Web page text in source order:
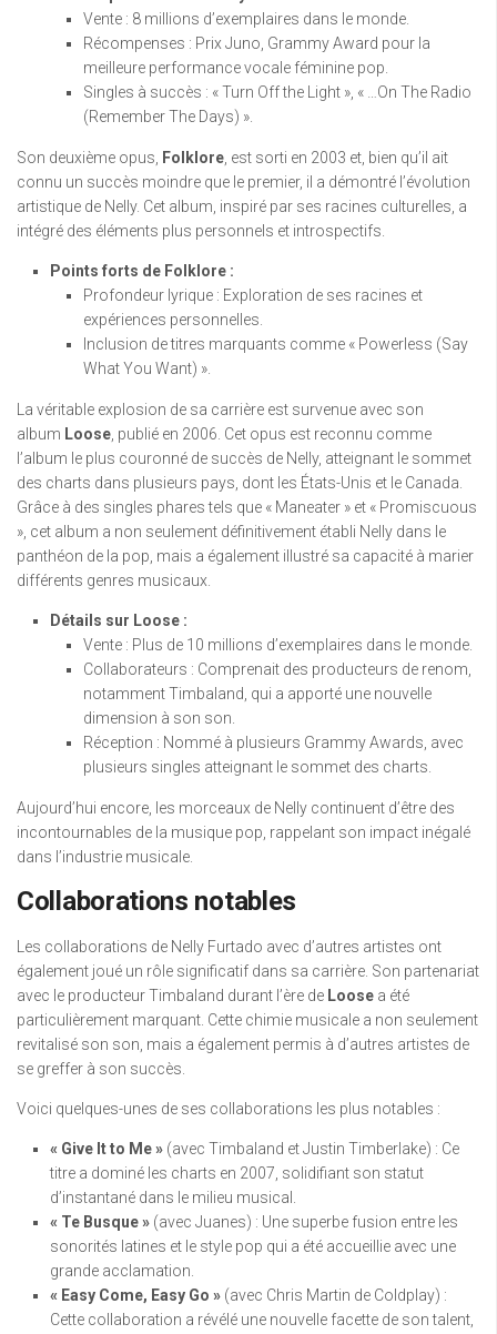
Vente : 8 millions d’exemplaires dans le monde.
Récompenses : Prix Juno, Grammy Award pour la
meilleure performance vocale féminine pop.
Singles à succès : « Turn Off the Light », « …On The Radio
(Remember The Days) ».
Son deuxième opus, Folklore , est sorti en 2003 et, bien qu’il ait
connu un succès moindre que le premier, il a démontré l’évolution
artistique de Nelly. Cet album, inspiré par ses racines culturelles, a
intégré des éléments plus personnels et introspectifs.
Points forts de Folklore :
Profondeur lyrique : Exploration de ses racines et
expériences personnelles.
Inclusion de titres marquants comme « Powerless (Say
What You Want) ».
La véritable explosion de sa carrière est survenue avec son
album Loose , publié en 2006. Cet opus est reconnu comme
l’album le plus couronné de succès de Nelly, atteignant le sommet
des charts dans plusieurs pays, dont les États-Unis et le Canada.
Grâce à des singles phares tels que « Maneater » et « Promiscuous
», cet album a non seulement définitivement établi Nelly dans le
panthéon de la pop, mais a également illustré sa capacité à marier
différents genres musicaux.
Détails sur Loose :
Vente : Plus de 10 millions d’exemplaires dans le monde.
Collaborateurs : Comprenait des producteurs de renom,
notamment Timbaland, qui a apporté une nouvelle
dimension à son son.
Réception : Nommé à plusieurs Grammy Awards, avec
plusieurs singles atteignant le sommet des charts.
Aujourd’hui encore, les morceaux de Nelly continuent d’être des
incontournables de la musique pop, rappelant son impact inégalé
dans l’industrie musicale.
Collaborations notables
Les collaborations de Nelly Furtado avec d’autres artistes ont
également joué un rôle significatif dans sa carrière. Son partenariat
avec le producteur Timbaland durant l’ère de Loose a été
particulièrement marquant. Cette chimie musicale a non seulement
revitalisé son son, mais a également permis à d’autres artistes de
se greffer à son succès.
Voici quelques-unes de ses collaborations les plus notables :
« Give It to Me » (avec Timbaland et Justin Timberlake) : Ce
titre a dominé les charts en 2007, solidifiant son statut
d’instantané dans le milieu musical.
« Te Busque » (avec Juanes) : Une superbe fusion entre les
sonorités latines et le style pop qui a été accueillie avec une
grande acclamation.
« Easy Come, Easy Go » (avec Chris Martin de Coldplay) :
Cette collaboration a révélé une nouvelle facette de son talent,